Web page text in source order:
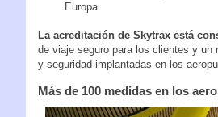
Europa.
La acreditación de Skytrax está
de viaje seguro para los clientes y
y seguridad implantadas en los
Más de 100 medidas en los